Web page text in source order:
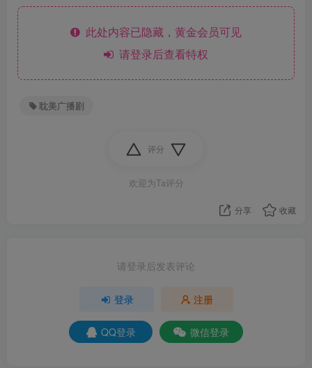
此处内容已隐藏，黄金会员可见
请登录后查看特权
耽美广播剧
评分
欢迎为Ta评分
分享 收藏
请登录后发表评论
登录 注册
QQ登录 微信登录